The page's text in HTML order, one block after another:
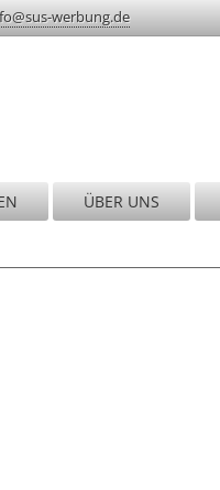
werbung.de
ÜBER UNS